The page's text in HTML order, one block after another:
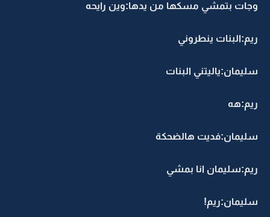
وجات بتمشي مسكها من يدها:وين رايحه
ريم:البنات ينطروني
سليمان:ياليتني البنات
ريم:هه
سليمان:فديت هالضحكة
ريم:سليمان انا بمشي
سليمان:ريم!